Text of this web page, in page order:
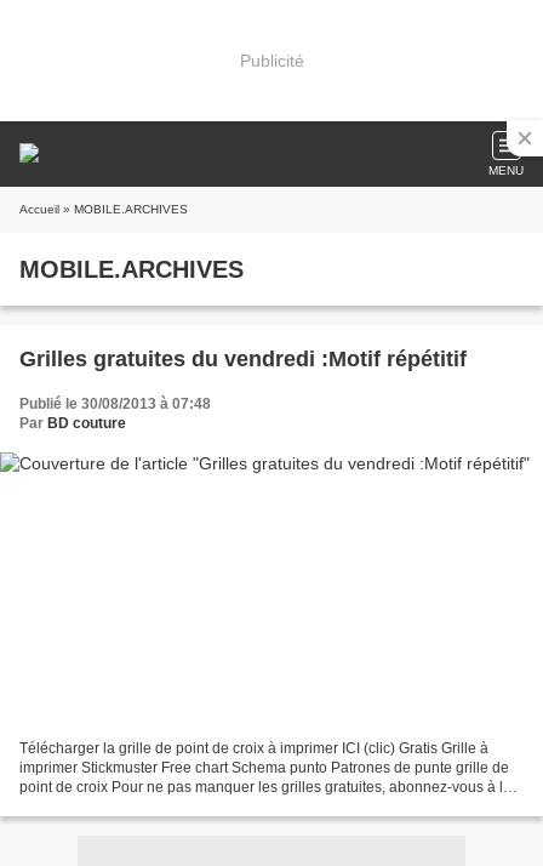
Publicité
MENU
Accueil » MOBILE.ARCHIVES
MOBILE.ARCHIVES
Grilles gratuites du vendredi :Motif répétitif
Publié le 30/08/2013 à 07:48
Par BD couture
Télécharger la grille de point de croix à imprimer ICI (clic) Gratis Grille à
imprimer Stickmuster Free chart Schema punto Patrones de punte grille de
point de croix Pour ne pas manquer les grilles gratuites, abonnez-vous à la